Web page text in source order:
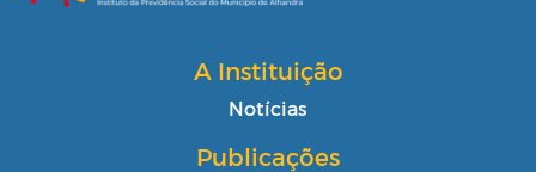
A Instituição
Notícias
Publicações